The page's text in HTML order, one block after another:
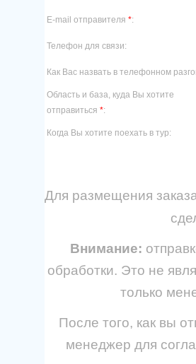
E-mail отправителя *:
Телефон для связи:
Как Вас назвать в телефонном
Область и база, куда Вы хотите
отправиться *:
Когда Вы хотите поехать в тур:
Для размещения
Внимание:
обработки. Это не
только
После того, как вы
менеджер для